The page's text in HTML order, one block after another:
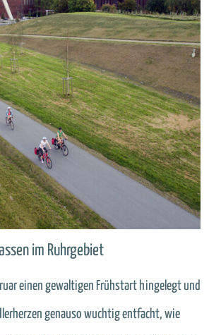
im Ruhrgebiet
einen gewaltigen Frühstart hingelegt und
genauso wuchtig entfacht, wie